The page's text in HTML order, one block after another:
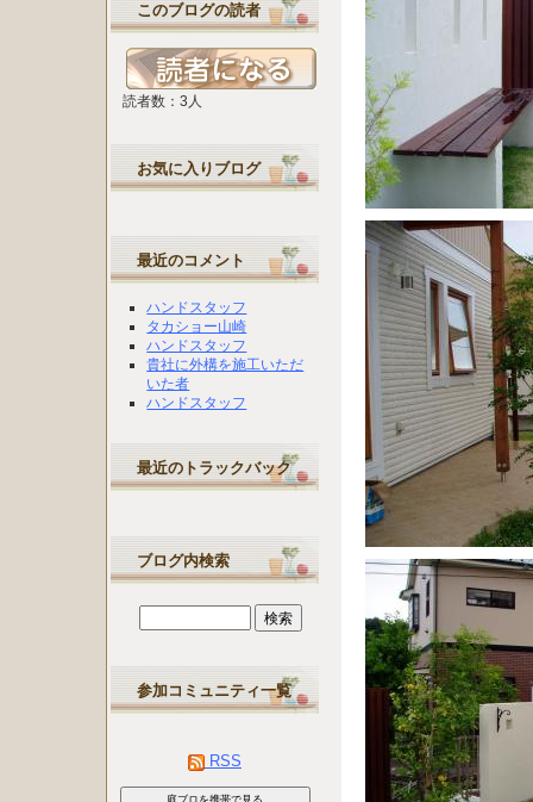
このブログの読者
読者数：3人
お気に入りブログ
最近のコメント
ハンドスタッフ
タカショー山崎
ハンドスタッフ
貴社に外構を施工いただ
いた者
ハンドスタッフ
最近のトラックバック
ブログ内検索
参加コミュニティ一覧
RSS